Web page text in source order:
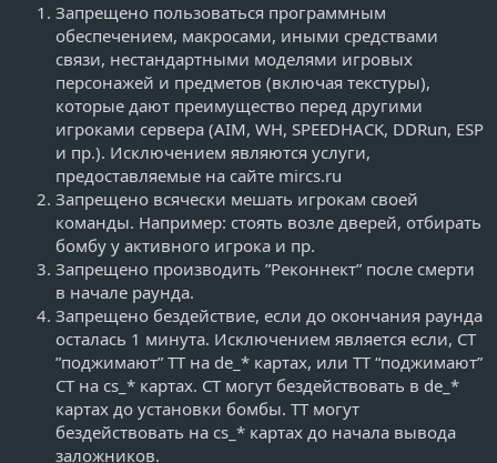
Запрещено пользоваться программным
обеспечением, макросами, иными средствами
связи, нестандартными моделями игровых
персонажей и предметов (включая текстуры),
которые дают преимущество перед другими
игроками сервера (AIM, WH, SPEEDHACK, DDRun, ESP
и пр.). Исключением являются услуги,
предоставляемые на сайте mircs.ru
Запрещено всячески мешать игрокам своей
команды. Например: стоять возле дверей, отбирать
бомбу у активного игрока и пр.
Запрещено производить ”Реконнект” после смерти
в начале раунда.
Запрещено бездействие, если до окончания раунда
осталась 1 минута. Исключением является если, CT
”поджимают” TT на de_* картах, или TT “поджимают”
CT на cs_* картах. CT могут бездействовать в de_*
картах до установки бомбы. TT могут
бездействовать на cs_* картах до начала вывода
заложников.